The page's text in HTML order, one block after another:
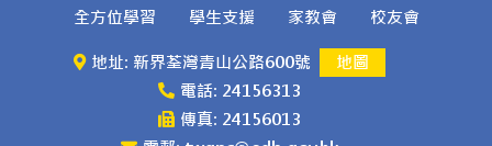
全方位學習
學生支援 家教會 校友會
地址: 新界荃灣青山公路600號
地圖
電話: 24156313
傳真: 24156013